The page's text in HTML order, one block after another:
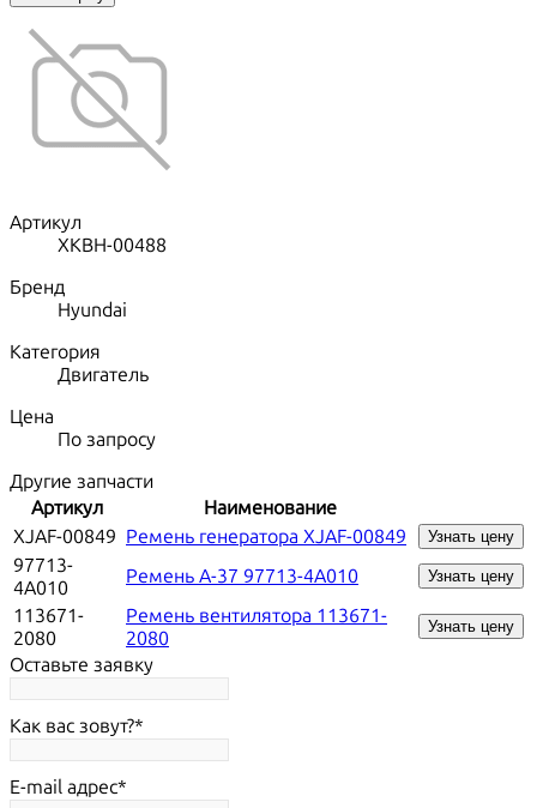
Артикул
XKBH-00488
Бренд
Hyundai
Категория
Двигатель
Цена
По запросу
Другие запчасти
Артикул
Наименование
XJAF-00849 Ремень генератора XJAF-00849 Узнать цену
97713-
4A010
Ремень A-37 97713-4A010 Узнать цену
113671-
2080
Ремень вентилятора 113671-
2080
Узнать цену
Оставьте заявку
Как вас зовут?
E-mail адрес